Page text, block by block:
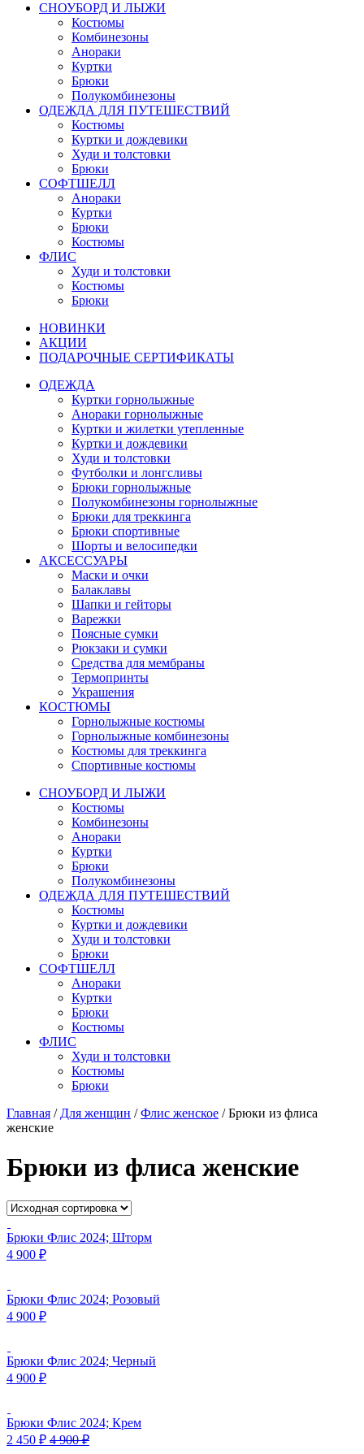
СНОУБОРД И ЛЫЖИ
Костюмы
Комбинезоны
Анораки
Куртки
Брюки
Полукомбинезоны
ОДЕЖДА ДЛЯ ПУТЕШЕСТВИЙ
Костюмы
Куртки и дождевики
Худи и толстовки
Брюки
СОФТШЕЛЛ
Анораки
Куртки
Брюки
Костюмы
ФЛИС
Худи и толстовки
Костюмы
Брюки
НОВИНКИ
АКЦИИ
ПОДАРОЧНЫЕ СЕРТИФИКАТЫ
ОДЕЖДА
Куртки горнолыжные
Анораки горнолыжные
Куртки и жилетки утепленные
Куртки и дождевики
Худи и толстовки
Футболки и лонгсливы
Брюки горнолыжные
Полукомбинезоны горнолыжные
Брюки для треккинга
Брюки спортивные
Шорты и велосипедки
АКСЕССУАРЫ
Маски и очки
Балаклавы
Шапки и гейторы
Варежки
Поясные сумки
Рюкзаки и сумки
Средства для мембраны
Термопринты
Украшения
КОСТЮМЫ
Горнолыжные костюмы
Горнолыжные комбинезоны
Костюмы для треккинга
Спортивные костюмы
СНОУБОРД И ЛЫЖИ
Костюмы
Комбинезоны
Анораки
Куртки
Брюки
Полукомбинезоны
ОДЕЖДА ДЛЯ ПУТЕШЕСТВИЙ
Костюмы
Куртки и дождевики
Худи и толстовки
Брюки
СОФТШЕЛЛ
Анораки
Куртки
Брюки
Костюмы
ФЛИС
Худи и толстовки
Костюмы
Брюки
Главная / Для женщин / Флис женское /Брюки из флиса
женские
Брюки из флиса женские
Брюки Флис 2024; Шторм
4 900 ₽
Брюки Флис 2024; Розовый
4 900 ₽
Брюки Флис 2024; Черный
4 900 ₽
Брюки Флис 2024; Крем
2 450 ₽ 4 900₽